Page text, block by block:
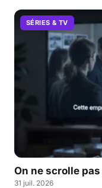
SÉRIES & TV
On ne scrolle
31 juil. 2026